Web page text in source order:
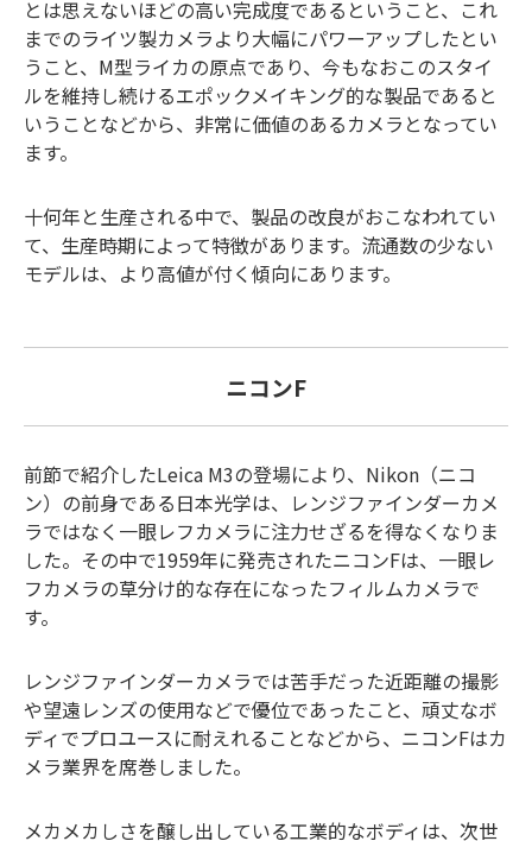
とは思えないほどの高い完成度であるということ、これ
までのライツ製カメラより大幅にパワーアップしたとい
うこと、M型ライカの原点であり、今もなおこのスタイ
ルを維持し続けるエポックメイキング的な製品であると
いうことなどから、非常に価値のあるカメラとなってい
ます。
十何年と生産される中で、製品の改良がおこなわれてい
て、生産時期によって特徴があります。流通数の少ない
モデルは、より高値が付く傾向にあります。
ニコンF
前節で紹介したLeica M3の登場により、Nikon（ニコ
ン）の前身である日本光学は、レンジファインダーカメ
ラではなく一眼レフカメラに注力せざるを得なくなりま
した。その中で1959年に発売されたニコンFは、一眼レ
フカメラの草分け的な存在になったフィルムカメラで
す。
レンジファインダーカメラでは苦手だった近距離の撮影
や望遠レンズの使用などで優位であったこと、頑丈なボ
ディでプロユースに耐えれることなどから、ニコンFはカ
メラ業界を席巻しました。
メカメカしさを醸し出している工業的なボディは、次世